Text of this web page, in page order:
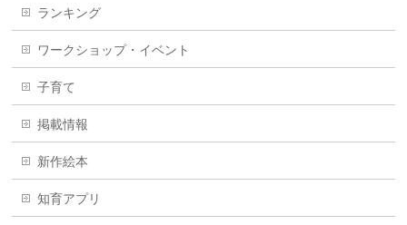
ランキング
ワークショップ・イベント
子育て
掲載情報
新作絵本
知育アプリ